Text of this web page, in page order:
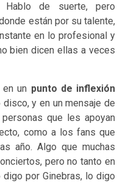
de suerte, pero
están por su talente,
en lo profesional y
bien dicen ellas a veces
un punto de inflexión
y en un mensaje de
que les apoyan
como a los fans que
año. Algo que muchas
pero no tanto en
por Ginebras, lo digo